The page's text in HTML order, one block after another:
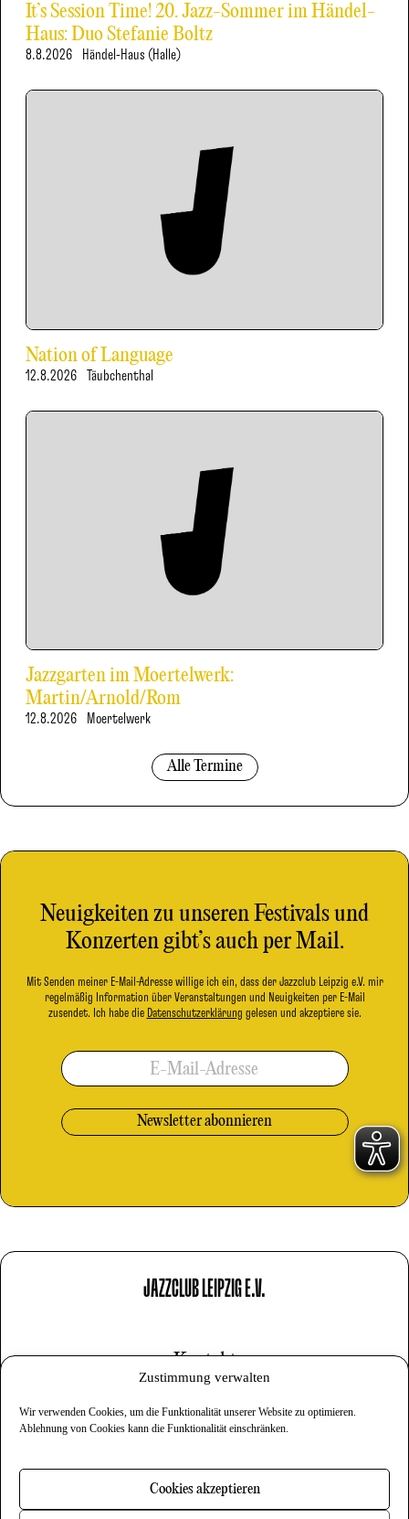
Zustimmung verwalten
Wir verwenden Cookies, um die Funktionalität unserer Website zu optimieren.
Ablehnung von Cookies kann die Funktionalität einschränken.
Cookies akzeptieren
It’s Session Time! 20. Jazz-Sommer im Händel-
Haus: Duo Stefanie Boltz
8.8.2026 Händel-Haus (Halle)
Nation of Language
12.8.2026 Täubchenthal
Jazzgarten im Moertelwerk:
Martin/Arnold/Rom
12.8.2026 Moertelwerk
Alle Termine
Neuigkeiten zu unseren Festivals und
Konzerten gibt’s auch per Mail.
Mit Senden meiner E-Mail-Adresse willige ich ein, dass der Jazzclub Leipzig e.V. mir
regelmäßig Information über Veranstaltungen und Neuigkeiten per E-Mail
zusendet. Ich habe die Datenschutzerklärung gelesen und akzeptiere sie.
E-Mail-Adresse
JAZZCLUB LEIPZIG E.V.
Kontakt
Datenschutz
Newsletter